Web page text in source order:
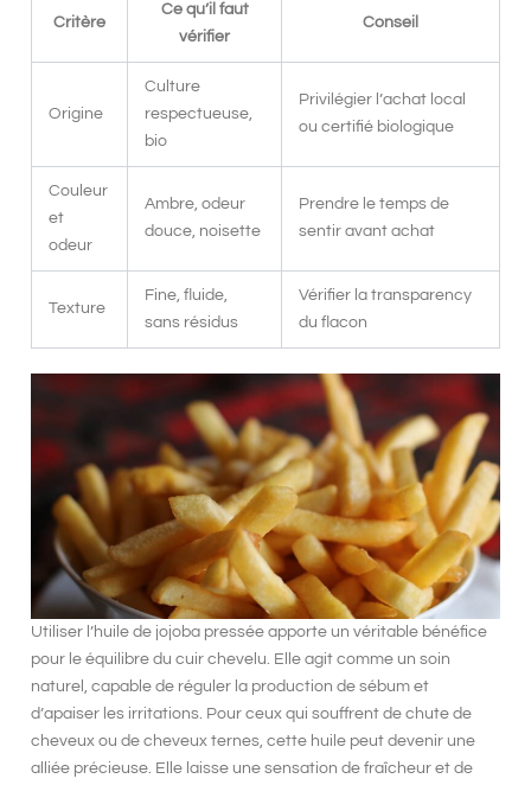
Critère
Ce qu’il faut
vérifier
Conseil
Origine
Culture
respectueuse,
bio
Privilégier l’achat local
ou certifié biologique
Couleur
et
odeur
Ambre, odeur
douce, noisette
Prendre le temps de
sentir avant achat
Texture
Fine, fluide,
sans résidus
Vérifier la transparency
du flacon
Utiliser l’huile de jojoba pressée apporte un véritable bénéfice
pour le équilibre du cuir chevelu. Elle agit comme un soin
naturel, capable de réguler la production de sébum et
d’apaiser les irritations. Pour ceux qui souffrent de chute de
cheveux ou de cheveux ternes, cette huile peut devenir une
alliée précieuse. Elle laisse une sensation de fraîcheur et de